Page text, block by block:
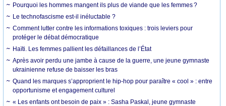
Pourquoi les hommes mangent ils plus de viande que les femmes ?
Le technofascisme est-il inéluctable ?
Comment lutter contre les informations toxiques : trois leviers pour
protéger le débat démocratique
Haïti. Les femmes pallient les défaillances de l’État
Après avoir perdu une jambe à cause de la guerre, une jeune gymnaste
ukrainienne refuse de baisser les bras
Quand les marques s’approprient le hip-hop pour paraître « cool » : entre
opportunisme et engagement culturel
« Les enfants ont besoin de paix » : Sasha Paskal, jeune gymnaste